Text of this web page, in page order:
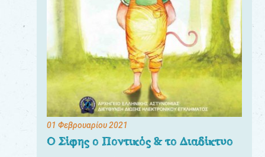
01 Φεβρουαρίου 2021
Ο Σίφης ο Ποντικός & το Διαδίκτυο